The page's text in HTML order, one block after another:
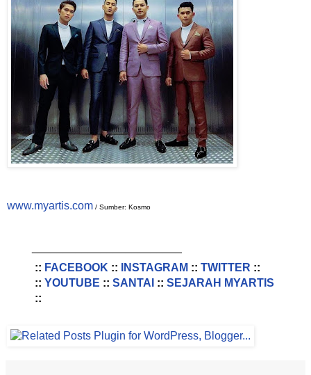
www.myartis.com / Sumber: Kosmo
:: FACEBOOK :: INSTAGRAM :: TWITTER ::
:: YOUTUBE :: SANTAI :: SEJARAH MYARTIS
::